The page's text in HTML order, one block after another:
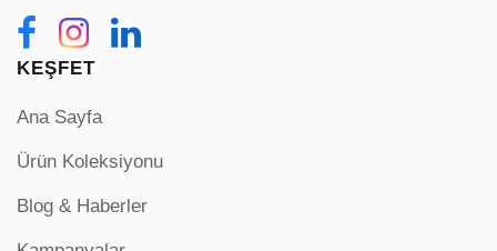
KEŞFET
Ana Sayfa
Ürün Koleksiyonu
Blog & Haberler